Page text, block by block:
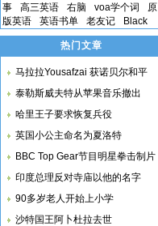
事
高三英语 右脑 voa学个词
原
版英语
英语书单 老友记 Black
热门文章
马拉拉Yousafzai 获诺贝尔和平
泰勒斯威夫特从苹果音乐撤出
哈里王子要求恢复兵役
英国小公主命名为夏洛特
BBC Top Gear节目明星拳击制片
人
印度总理反对寺庙以他的名字
90多岁老人开始上小学
沙特国王阿卜杜拉去世